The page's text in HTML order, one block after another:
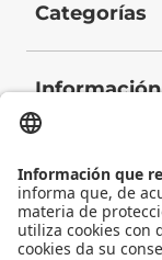
Categorías
Información
Contacto